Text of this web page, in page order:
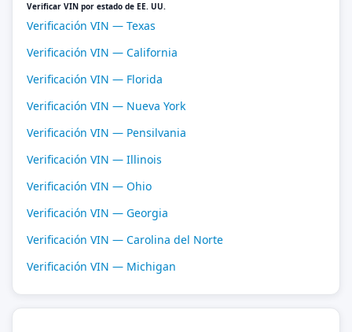
Verificar VIN por estado de EE. UU.
Verificación VIN — Texas
Verificación VIN — California
Verificación VIN — Florida
Verificación VIN — Nueva York
Verificación VIN — Pensilvania
Verificación VIN — Illinois
Verificación VIN — Ohio
Verificación VIN — Georgia
Verificación VIN — Carolina del Norte
Verificación VIN — Michigan